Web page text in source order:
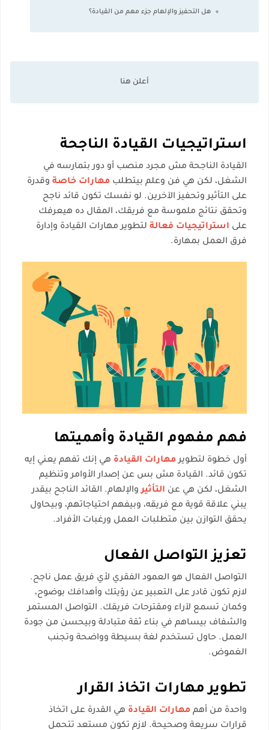
هل التحفيز والإلهام جزء مهم من القيادة؟
استراتيجيات القيادة الناجحة
القيادة الناجحة مش مجرد منصب أو دور بتمارسه في
الشغل، لكن هي فن وعلم بيتطلب مهارات خاصة وقدرة
على التأثير وتحفيز الآخرين. لو نفسك تكون قائد ناجح
وتحقق نتائج ملموسة مع فريقك، المقال ده هيعرفك
على استراتيجيات فعالة لتطوير مهارات القيادة وإدارة
فرق العمل بمهارة.
فهم مفهوم القيادة وأهميتها
أول خطوة لتطويرمهارات القيادة هي إنك تفهم يعني إيه
تكون قائد. القيادة مش بس عن إصدار الأوامر وتنظيم
الشغل، لكن هي عن التأثيروالإلهام. القائد الناجح بيقدر
يبني علاقة قوية مع فريقه، وبيفهم احتياجاتهم، وبيحاول
يحقق التوازن بين متطلبات العمل ورغبات الأفراد.
تعزيز التواصل الفعال
التواصل الفعال هو العمود الفقري لأي فريق عمل ناجح.
لازم تكون قادر على التعبير عن رؤيتك وأهدافك بوضوح،
وكمان تسمع لآراء ومقترحات فريقك. التواصل المستمر
والشفاف بيساهم في بناء ثقة متبادلة وبيحسن من جودة
العمل. حاول تستخدم لغة بسيطة وواضحة وتجنب
الغموض.
تطوير مهارات اتخاذ القرار
واحدة من أهم مهارات القيادة هي القدرة على اتخاذ
قرارات سريعة وصحيحة. لازم تكون مستعد تتحمل